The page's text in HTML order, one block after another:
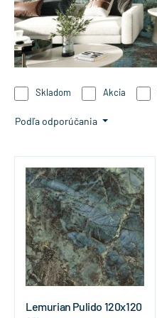
Skladom Akcia
Podľa odporúčania
Lemurian Pulido 120x120